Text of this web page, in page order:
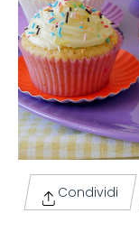
Condividi